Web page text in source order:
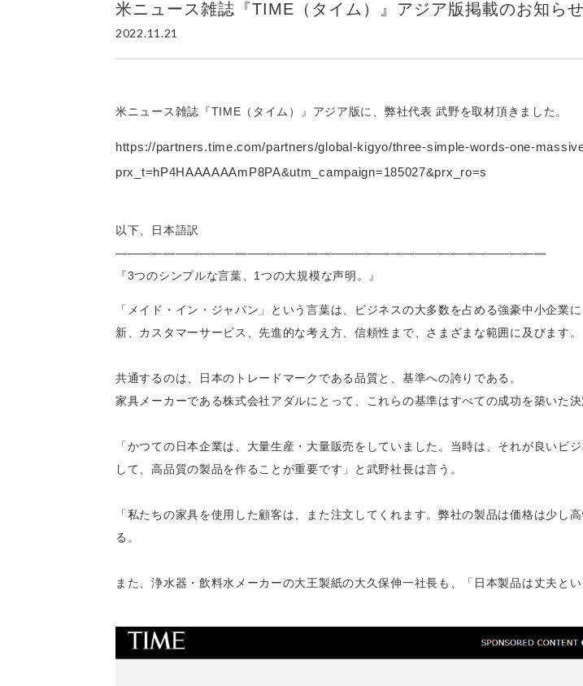
米ニュース雑誌『TIME（タイム）』アジア版掲載のお知らせ
2022.11.21
米ニュース雑誌『TIME（タイム）』アジア版に、弊社代表 武野を取材頂きました。
https://partners.time.com/partners/global-kigyo/three-simple-words-one-
prx_t=hP4HAAAAAAmP8PA&utm_campaign=185027&prx_ro=s
以下、日本語訳
――――――――――――――――――――――――――――――――――――
『3つのシンプルな言葉、1つの大規模な声明。』
「メイド・イン・ジャパン」という言葉は、ビジネスの大多数を占める強豪中小企
新、カスタマーサービス、先進的な考え方、信頼性まで、さまざまな範囲に及びます。
共通するのは、日本のトレードマークである品質と、基準への誇りである。
家具メーカーである株式会社アダルにとって、これらの基準はすべての成功を築いた決
「かつての日本企業は、大量生産・大量販売をしていました。当時は、それが良い
して、高品質の製品を作ることが重要です」と武野社長は言う。
「私たちの家具を使用した顧客は、また注文してくれます。弊社の製品は価格は少し
る。
また、浄水器・飲料水メーカーの大王製紙の大久保伸一社長も、「日本製品は丈夫と